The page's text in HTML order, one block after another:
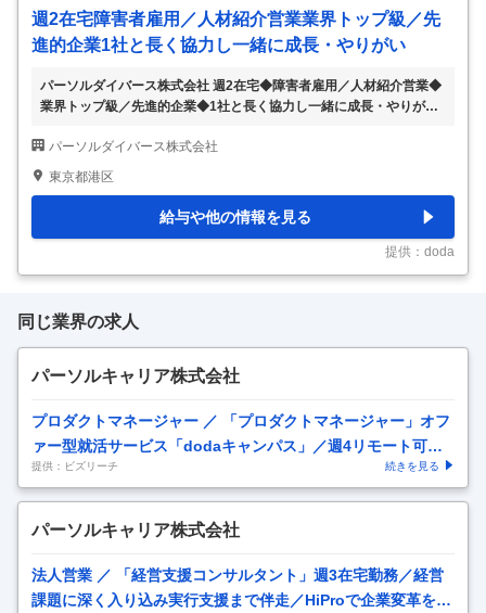
週2在宅障害者雇用／人材紹介営業業界トップ級／先
進的企業1社と長く協力し一緒に成長・やりがい
パーソルダイバース株式会社 週2在宅◆障害者雇用／人材紹介営業◆
業界トップ級／先進的企業◆1社と長く協力し一緒に成長・やりがい
／先進的企業◆1社と長く協力し一緒に成長・やりがい◎ 【具体的な
仕事内容】 【異業界OK／障害ある方が等しく働く機会を得られ、当
やりがい◎年122休・残業月25h程・フレックス・転勤無】 障害者の
為の転職・就職・採用支援を行なう人材紹介事業部において、リクル
ーティングアドバイサー（RA）の業務をお任せします。 労働人口が
低下し、多様な労働力の確…
パーソルダイバース株式会社
東京都港区
給与や他の情報を見る
提供：doda
同じ業界の求人
パーソルキャリア株式会社
プロダクトマネージャー ／ 「プロダクトマネージャー」オフ
ァー型就活サービス「dodaキャンパス」／週4リモート可／P
dM
提供：ビズリーチ 続きを見る
パーソルキャリア株式会社
法人営業 ／ 「経営支援コンサルタント」週3在宅勤務／経営
課題に深く入り込み実行支援まで伴走／HiProで企業変革を実